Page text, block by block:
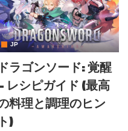
JP
ドラゴンソード: 覚醒
レシピガイド (最高
料理と調理のヒン
ト)